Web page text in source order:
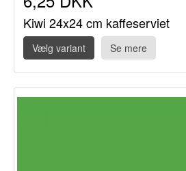
Kiwi 24x24 cm kaffeserviet
Vælg variant Se mere